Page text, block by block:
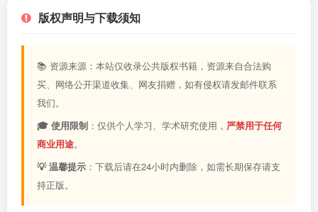
版权声明与下载须知
📚 资源来源：本站仅收录公共版权书籍，资源来自合法购
买、网络公开渠道收集、网友捐赠，如有侵权请发邮件联系
我们。
🎓 使用限制 ：仅供个人学习、学术研究使用， 严禁用于任何
商业用途。
💡 温馨提示 ：下载后请在24小时内删除，如需长期保存请支
持正版。